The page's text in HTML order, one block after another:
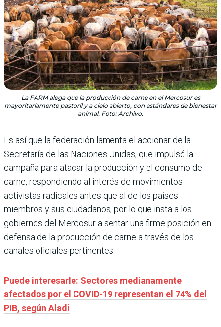
La FARM alega que la producción de carne en el Mercosur es
mayoritariamente pastoril y a cielo abierto, con estándares de bienestar
animal. Foto: Archivo.
Es así que la federación lamenta el accionar de la
Secretaría de las Naciones Unidas, que impulsó la
campaña para atacar la producción y el consumo de
carne, respondiendo al interés de movimientos
activistas radicales antes que al de los países
miembros y sus ciudadanos, por lo que insta a los
gobiernos del Mercosur a sentar una firme posición en
defensa de la producción de carne a través de los
canales oficiales pertinentes.
Puede interesarle: Sectores medianamente
afectados por el COVID-19 representan el 74% del
PIB, según Aladi